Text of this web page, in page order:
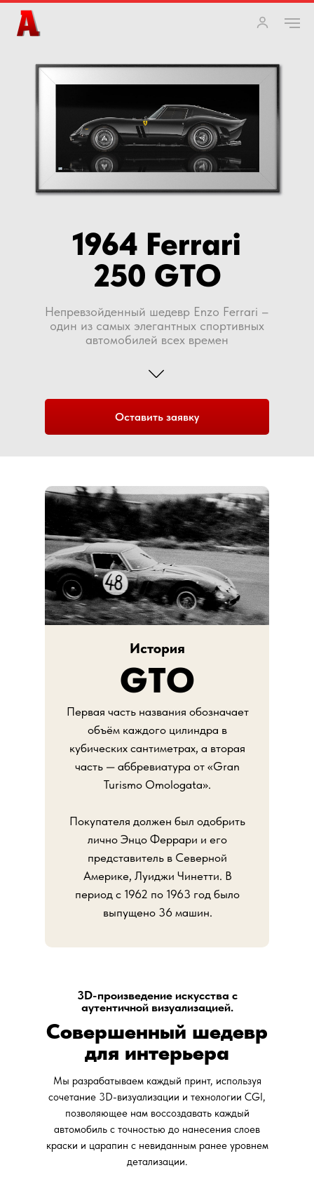
1964 Ferrari
250 GTO
Непревзойденный шедевр Enzo Ferrari –
один из самых элегантных спортивных
автомобилей всех времен
Оставить заявку
GTO
Первая часть названия обозначает
объём каждого цилиндра в
кубических сантиметрах, а вторая
часть — аббревиатура от «Gran
Turismo Omologata».
Покупателя должен был одобрить
лично Энцо Феррари и его
представитель в Северной
Америке, Луиджи Чинетти. В
период с 1962 по 1963 год было
выпущено 36 машин.
История
Мы разрабатываем каждый принт, используя
сочетание 3D-визуализации и технологии CGI,
позволяющее нам воссоздавать каждый
автомобиль с точностью до нанесения слоев
краски и царапин с невиданным ранее уровнем
детализации.
3D-произведение искусства с
аутентичной визуализацией.
Совершенный шедевр
для интерьера